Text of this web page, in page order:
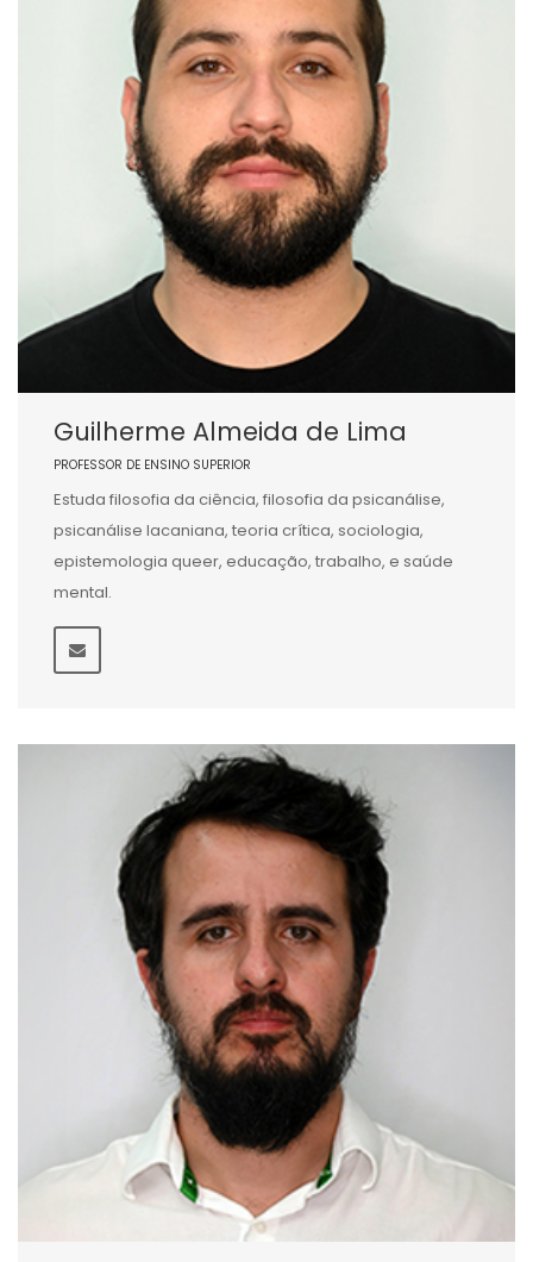
Guilherme Almeida de Lima
PROFESSOR DE ENSINO SUPERIOR
Estuda filosofia da ciência, filosofia da psicanálise,
psicanálise lacaniana, teoria crítica, sociologia,
epistemologia queer, educação, trabalho, e saúde
mental.